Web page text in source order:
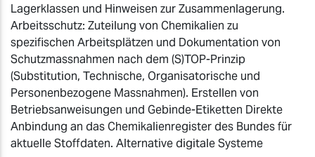
Lagerklassen und Hinweisen zur Zusammenlagerung.
Arbeitsschutz: Zuteilung von Chemikalien zu
spezifischen Arbeitsplätzen und Dokumentation von
Schutzmassnahmen nach dem (S)TOP-Prinzip
(Substitution, Technische, Organisatorische und
Personenbezogene Massnahmen). Erstellen von
Betriebsanweisungen und Gebinde-Etiketten Direkte
Anbindung an das Chemikalienregister des Bundes für
aktuelle Stoffdaten. Alternative digitale Systeme